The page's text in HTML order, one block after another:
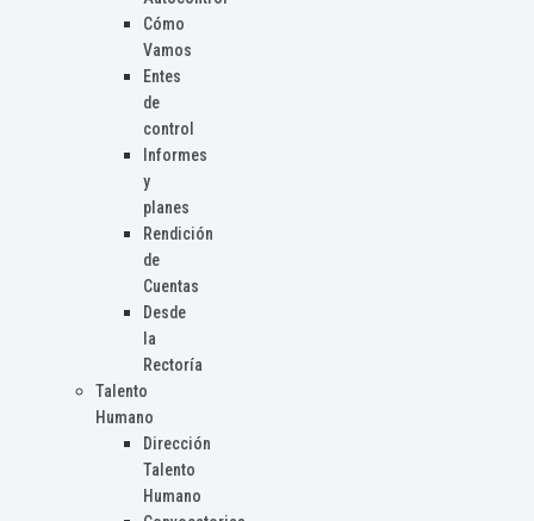
Cómo
Vamos
Entes
de
control
Informes
y
planes
Rendición
de
Cuentas
Desde
la
Rectoría
Talento
Humano
Dirección
Talento
Humano